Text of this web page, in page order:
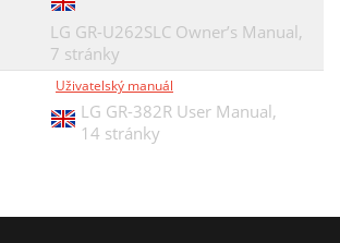
LG GR-U262SLC Owner’s Manual,
7 stránky
Uživatelský manuál
LG GR-382R User Manual,
14 stránky